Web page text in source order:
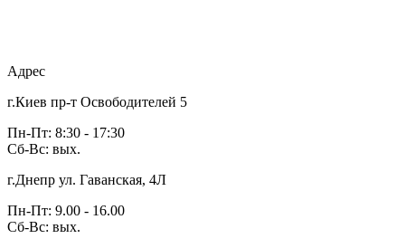
Адрес
г.Киев пр-т Освободителей 5
Пн-Пт: 8:30 - 17:30
Сб-Вс: вых.
г.Днепр ул. Гаванская, 4Л
Пн-Пт: 9.00 - 16.00
Сб-Вс: вых.